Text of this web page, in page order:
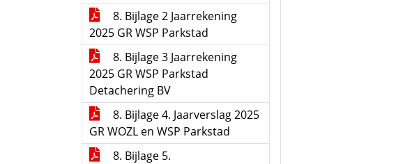
8. Bijlage 2 Jaarrekening
2025 GR WSP Parkstad
8. Bijlage 3 Jaarrekening
2025 GR WSP Parkstad
Detachering BV
8. Bijlage 4. Jaarverslag 2025
GR WOZL en WSP Parkstad
8. Bijlage 5.